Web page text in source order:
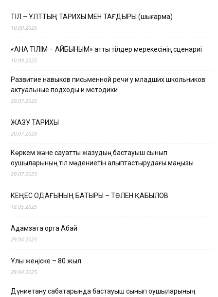
ТІЛ – ҰЛТТЫҢ ТАРИХЫ МЕН ТАҒДЫРЫ (шығарма)
10.09.2025
«АНА ТІЛІМ – АЙБЫНЫМ» атты тілдер мерекесінің сценариі
10.09.2025
Развитие навыков письменной речи у младших школьников:
актуальные подходы и методики
20.07.2025
ЖАЗУ ТАРИХЫ
20.07.2025
Көркем және сауатты жазудың бастауыш сынып
оқушыларының тіл мәдениетін қалыптастырудағы маңызы
20.07.2025
КЕҢЕС ОДАҒЫНЫҢ БАТЫРЫ – ТӨЛЕН ҚАБЫЛОВ
18.05.2025
Адамзатқа ортақ Абай
29.04.2025
Ұлы жеңіске – 80 жыл
29.04.2025
Дүниетану сабақтарында бастауыш сынып оқушыларының